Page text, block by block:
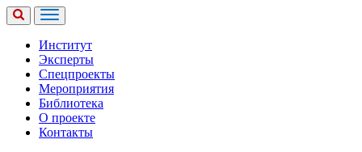
Институт
Эксперты
Спецпроекты
Мероприятия
Библиотека
О проекте
Контакты